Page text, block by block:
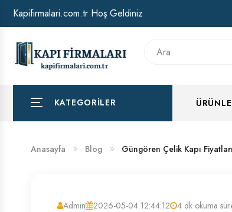
HAKKIMIZDA
BANKA HESAP NUMARALARIMIZ
Kapifirmalari.com.tr Hoş Geldiniz
KATEGORILER
Anasayfa Blog Güngören Çelik Kapı
Admin 2026-05-04 12:44:12 4 dk okuma